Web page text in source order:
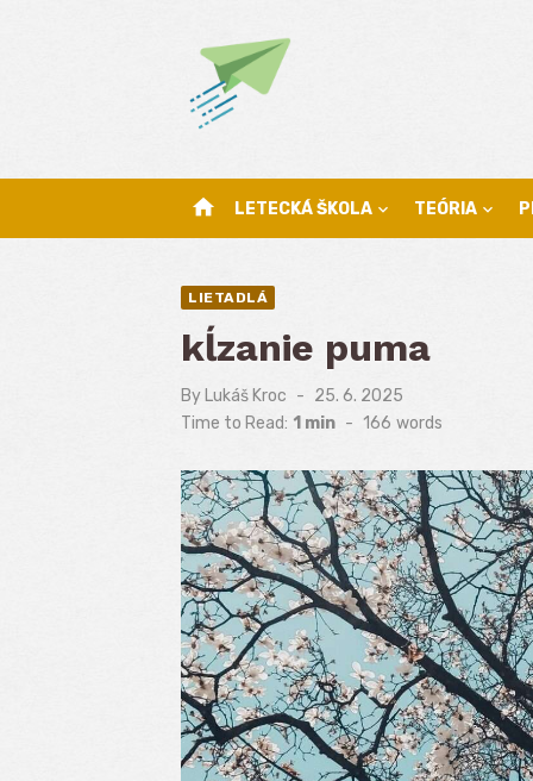
home LETECKÁ ŠKOLA TEÓRIA
LIETADLÁ
kĺzanie puma
By Lukáš Kroc
Posted
on
25. 6. 2025
Time to Read: 1 min - 166 words